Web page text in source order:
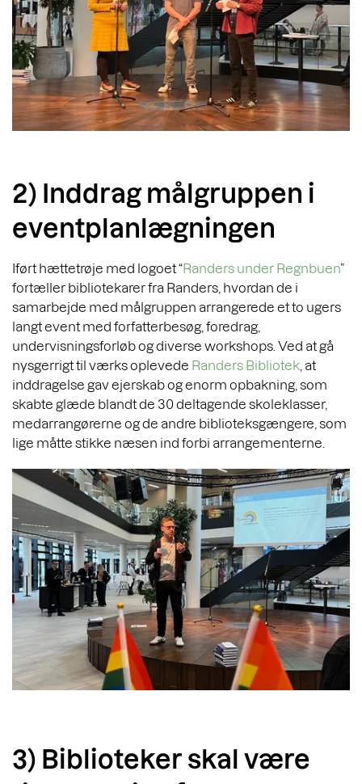
2) Inddrag målgruppen i
eventplanlægningen
Iført hættetrøje med logoet “Randers under Regnbuen”
fortæller bibliotekarer fra Randers, hvordan de i
samarbejde med målgruppen arrangerede et to ugers
langt event med forfatterbesøg, foredrag,
undervisningsforløb og diverse workshops. Ved at gå
nysgerrigt til værks oplevede Randers Bibliotek , at
inddragelse gav ejerskab og enorm opbakning, som
skabte glæde blandt de 30 deltagende skoleklasser,
medarrangørerne og de andre biblioteksgængere, som
lige måtte stikke næsen ind forbi arrangementerne.
3) Biblioteker skal være